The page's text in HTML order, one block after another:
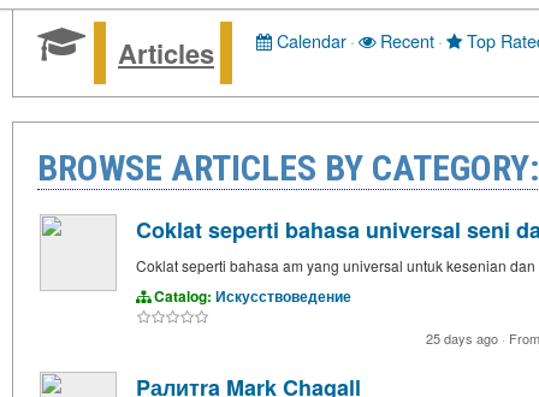
Articles Calendar· Recent· Top
BROWSE ARTICLES BY
Coklat seperti bahasa universal seni
Coklat seperti bahasa am yang universal untuk kesenian dan
Catalog: Искусствоведение
25 days ago ·
Pалитra Mark Chagall